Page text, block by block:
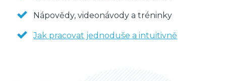
Nápovědy, videonávody a tréninky
Jak pracovat jednoduše a intuitivně